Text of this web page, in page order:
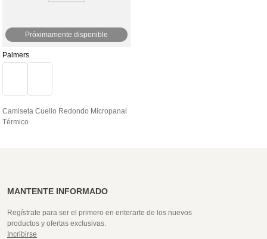
Próximamente disponible
Palmers
Camiseta Cuello Redondo Micropanal
Térmico
MANTENTE INFORMADO
Regístrate para ser el primero en enterarte de los nuevos
productos y ofertas exclusivas.
Incribirse